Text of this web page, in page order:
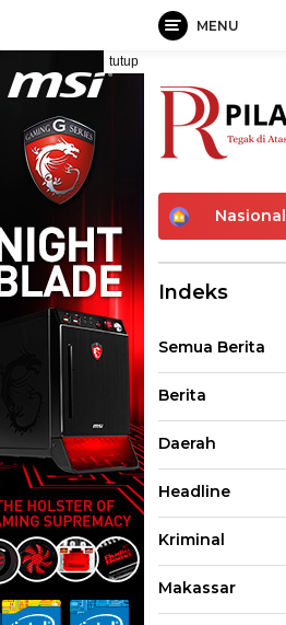
ke
MENU
tutup
H
Nasional
Indeks
Semua Berita
Berita
Daerah
Headline
Kriminal
Makassar